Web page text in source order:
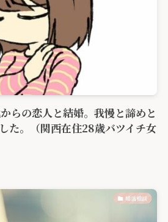
らの恋人と結婚。我慢と諦めと
た。（関西在住28歳バツイチ女
婚活相談